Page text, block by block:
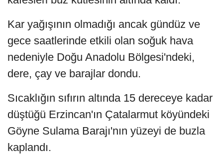
Kar yağışının olmadığı ancak gündüz ve
gece saatlerinde etkili olan soğuk hava
nedeniyle Doğu Anadolu Bölgesi'ndeki,
dere, çay ve barajlar dondu.
Sıcaklığın sıfırın altında 15 dereceye kadar
düştüğü Erzincan'ın Çatalarmut köyündeki
Göyne Sulama Barajı'nın yüzeyi de buzla
kaplandı.